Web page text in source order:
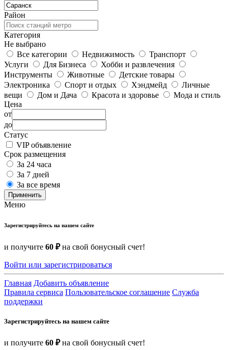
Район
Категория
Не выбрано
Все категории
Недвижимость
Транспорт
Услуги
Для Бизнеса
Хобби и развлечения
Инструменты
Животные
Детские товары
Электроника
Спорт и отдых Хэндмейд
Личные
вещи
Дом и Дача Красота и здоровье
Мода и стиль
Цена
от
до
Статус
VIP объявление
Срок размещения
За 24 часа
За 7 дней
За все время
Применить
Меню
Зарегистрируйтесь на нашем сайте
и получите 60 ₽на свой бонусный счет!
Войти или зарегистрироваться
Главная Добавить объявление
Правила сервиса Пользовательское соглашение Служба
поддержки
Зарегистрируйтесь на нашем сайте
и получите 60 ₽на свой бонусный счет!